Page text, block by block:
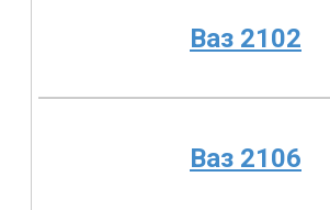
Ваз 2102
Ваз 2106